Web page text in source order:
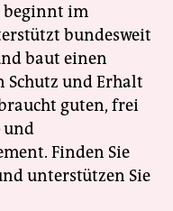
beginnt im
bundesweit
baut einen
Schutz und Erhalt
guten, frei
und
Finden Sie
unterstützen Sie